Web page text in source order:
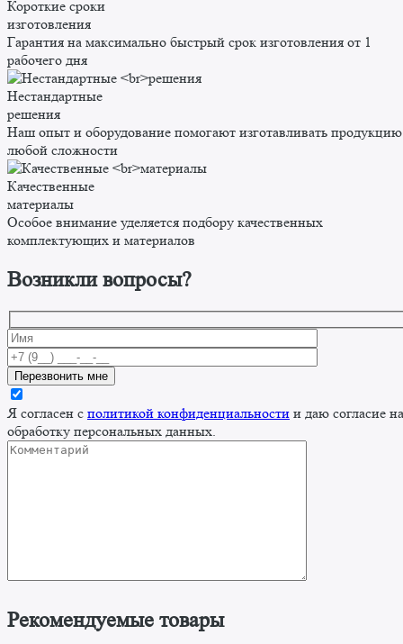
Короткие сроки
изготовления
Гарантия на максимально быстрый срок изготовления от 1
рабочего дня
Нестандартные
решения
Наш опыт и оборудование помогают изготавливать продукцию
любой сложности
Качественные
материалы
Особое внимание уделяется подбору качественных
комплектующих и материалов
Возникли вопросы?
Я согласен с политикой конфиденциальности и даю согласие на
обработку персональных данных.
Рекомендуемые товары